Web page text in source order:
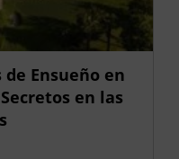
Ensueño en
en las